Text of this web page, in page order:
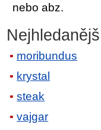
nebo abz.
moribundus
krystal
steak
vajgar